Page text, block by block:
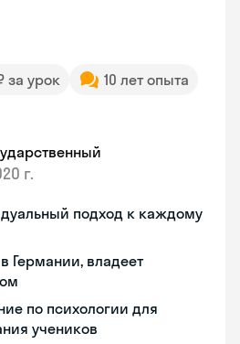
за урок
10 лет опыта
г.
подход к каждому
Германии, владеет
по психологии для
учеников